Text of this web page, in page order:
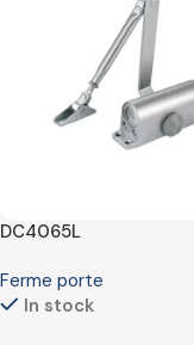
DC4065L
Ferme porte
In stock